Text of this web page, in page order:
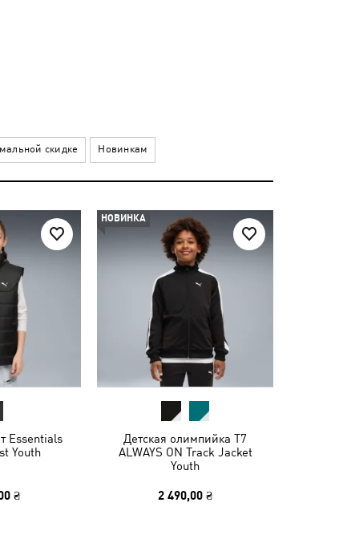
скидке Новинкам
Essentials
Youth
₴
НОВИНКА
Детская олимпийка T7
ALWAYS ON Track Jacket
Youth
2 490,00 ₴